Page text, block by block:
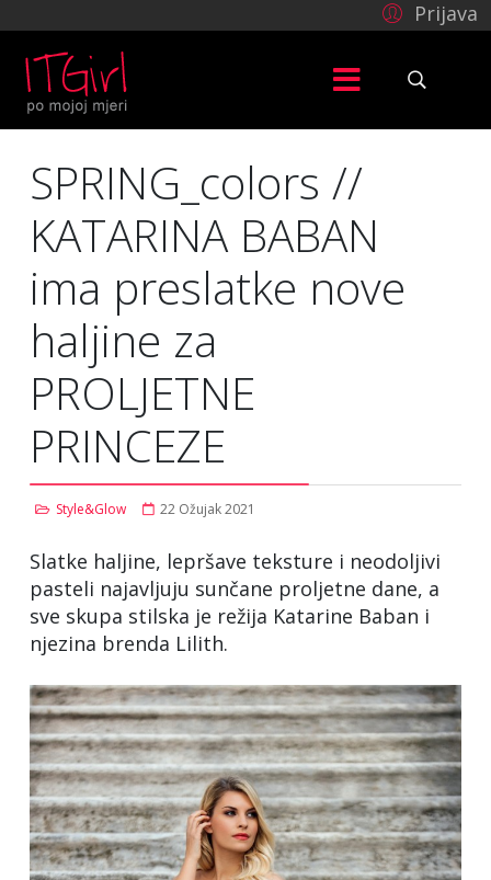
Prijava
SPRING_colors //
KATARINA BABAN
ima preslatke nove
haljine za
PROLJETNE
PRINCEZE
Style&Glow 22 Ožujak 2021
Slatke haljine, lepršave teksture i neodoljivi
pasteli najavljuju sunčane proljetne dane, a
sve skupa stilska je režija Katarine Baban i
njezina brenda Lilith.